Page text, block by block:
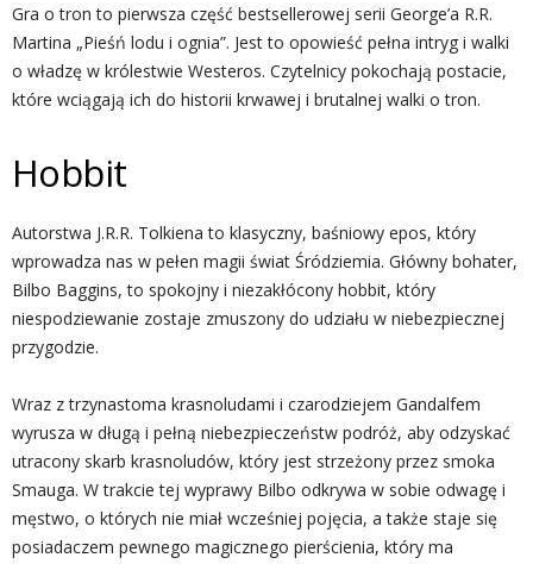
Gra o tron to pierwsza część bestsellerowej serii George’a R.R.
Martina „Pieśń lodu i ognia”. Jest to opowieść pełna intryg i walki
o władzę w królestwie Westeros. Czytelnicy pokochają postacie,
które wciągają ich do historii krwawej i brutalnej walki o tron.
Hobbit
Autorstwa J.R.R. Tolkiena to klasyczny, baśniowy epos, który
wprowadza nas w pełen magii świat Śródziemia. Główny bohater,
Bilbo Baggins, to spokojny i niezakłócony hobbit, który
niespodziewanie zostaje zmuszony do udziału w niebezpiecznej
przygodzie.
Wraz z trzynastoma krasnoludami i czarodziejem Gandalfem
wyrusza w długą i pełną niebezpieczeństw podróż, aby odzyskać
utracony skarb krasnoludów, który jest strzeżony przez smoka
Smauga. W trakcie tej wyprawy Bilbo odkrywa w sobie odwagę i
męstwo, o których nie miał wcześniej pojęcia, a także staje się
posiadaczem pewnego magicznego pierścienia, który ma